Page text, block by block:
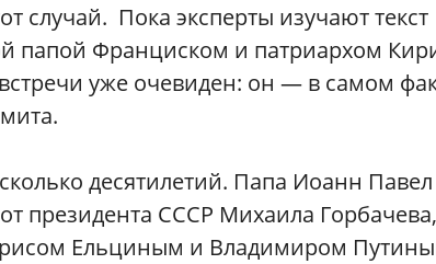
случай. Пока эксперты изучают текст
папой Франциском и патриархом
уже очевиден: он — в самом
десятилетий. Папа Иоанн Павел
президента СССР Михаила
Ельциным и Владимиром